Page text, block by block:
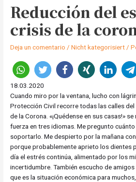
Reducción del
crisis de la
Deja un comentario /Nicht kategorisiert/
18.03.2020
Cuando miro por la ventana, lucho con
Protección Civil recorre todas las calles
de la Corona. «¡Quédense en sus casas!»
fuerza en tres idiomas. Me pregunto
soportarlo. Me despierto por la mañana
porque probablemente aprieto los dientes
día el estrés continúa, alimentado por los
incertidumbre. También escucho de
que es la situación económica para